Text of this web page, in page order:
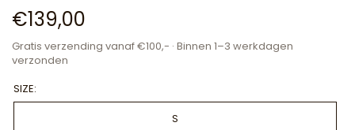
€139,00
Gratis verzending vanaf €100,- · Binnen 1–3 werkdagen
verzonden
SIZE:
S